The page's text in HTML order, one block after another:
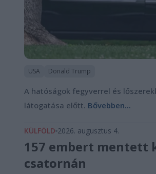
USA Donald Trump
A hatóságok fegyverrel és
látogatása előtt. Bővebben...
KÜLFÖLD 2026. augusztus 4.
157 embert mentett
csatornán